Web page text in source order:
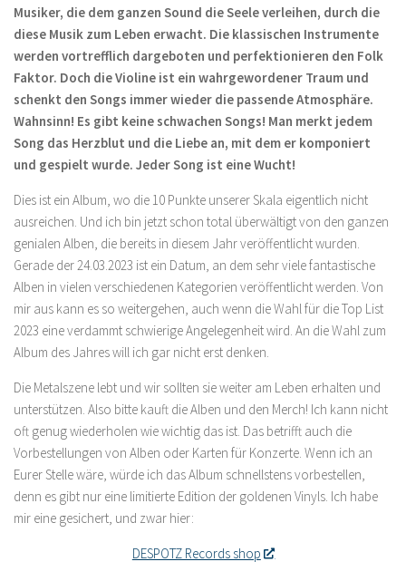
Musiker, die dem ganzen Sound die Seele verleihen, durch die
diese Musik zum Leben erwacht. Die klassischen Instrumente
werden vortrefflich dargeboten und perfektionieren den Folk
Faktor. Doch die Violine ist ein wahrgewordener Traum und
schenkt den Songs immer wieder die passende Atmosphäre.
Wahnsinn! Es gibt keine schwachen Songs! Man merkt jedem
Song das Herzblut und die Liebe an, mit dem er komponiert
und gespielt wurde. Jeder Song ist eine Wucht!
Dies ist ein Album, wo die 10 Punkte unserer Skala eigentlich nicht
ausreichen. Und ich bin jetzt schon total überwältigt von den ganzen
genialen Alben, die bereits in diesem Jahr veröffentlicht wurden.
Gerade der 24.03.2023 ist ein Datum, an dem sehr viele fantastische
Alben in vielen verschiedenen Kategorien veröffentlicht werden. Von
mir aus kann es so weitergehen, auch wenn die Wahl für die Top List
2023 eine verdammt schwierige Angelegenheit wird. An die Wahl zum
Album des Jahres will ich gar nicht erst denken.
Die Metalszene lebt und wir sollten sie weiter am Leben erhalten und
unterstützen. Also bitte kauft die Alben und den Merch! Ich kann nicht
oft genug wiederholen wie wichtig das ist. Das betrifft auch die
Vorbestellungen von Alben oder Karten für Konzerte. Wenn ich an
Eurer Stelle wäre, würde ich das Album schnellstens vorbestellen,
denn es gibt nur eine limitierte Edition der goldenen Vinyls. Ich habe
mir eine gesichert, und zwar hier:
DESPOTZ Records shop